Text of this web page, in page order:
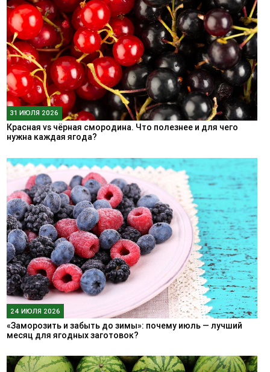
31 ИЮЛЯ 2026
Красная vs чёрная смородина. Что полезнее и для чего
нужна каждая ягода?
24 ИЮЛЯ 2026
«Заморозить и забыть до зимы»: почему июль — лучший
месяц для ягодных заготовок?